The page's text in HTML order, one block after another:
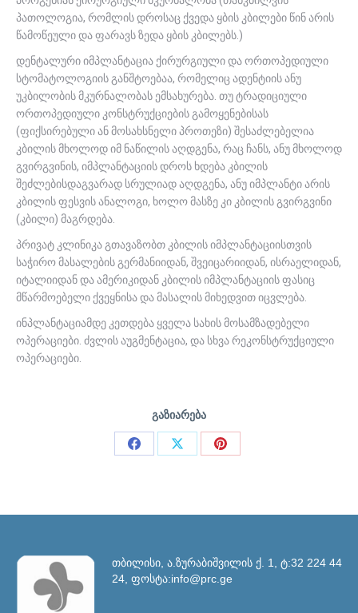
პათოლოგია, რომლის დროსაც ქვედა ყბის კბილები წინ არის
წამოწეული და ფარავს ზედა ყბის კბილებს.)
დენტალური იმპლანტაცია ქირურგიული და ორთოპედიული
სტომატოლოგიის განშტოებაა, რომელიც ადენტიის ანუ
უკბილობის მკურნალობას ემსახურება. თუ ტრადიციული
ორთოპედიული კონსტრუქციების გამოყენებისას
(ფიქსირებული ან მოსახსნელი პროთეზი) შესაძლებელია
კბილის მხოლოდ იმ ნაწილის აღდგენა, რაც ჩანს, ანუ მხოლოდ
გვირგვინის, იმპლანტაციის დროს ხდება კბილის
შეძლებისდაგვარად სრულიად აღდგენა, ანუ იმპლანტი არის
კბილის ფესვის ანალოგი, ხოლო მასზე კი კბილის გვირგვინი
(კბილი) მაგრდება.
პრივატ კლინიკა გთავაზობთ კბილის იმპლანტაციისთვის
საჭირო მასალების გერმანიიდან, შვეიცარიიდან, ისრაელიდან,
იტალიიდან და ამერიკიდან კბილის იმპლანტაციის ფასიც
მწარმოებელი ქვეყნისა და მასალის მიხედვით იცვლება.
ინპლანტაციამდე კეთდება ყველა სახის მოსამზადებელი
ოპერაციები. ძვლის აუგმენტაცია, და სხვა რეკონსტრუქციული
ოპერაციები.
გაზიარება
Share
Share
Share
თბილისი, ა.ზურაბიშვილის ქ. 1, ტ:32 224 44
24, ფოსტა:info@prc.ge